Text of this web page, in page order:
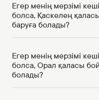
Егер менің мерзімі
болса, Қаскелең
баруға болады?
Егер менің мерзімі
болса, Орал қаласы
болады?